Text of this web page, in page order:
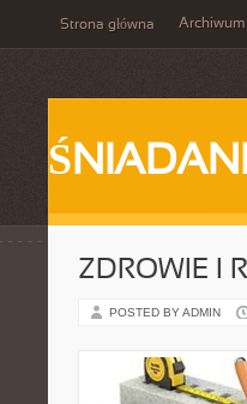
Strona główna Archiwum
ZDROWIE I
POSTED BY ADMIN